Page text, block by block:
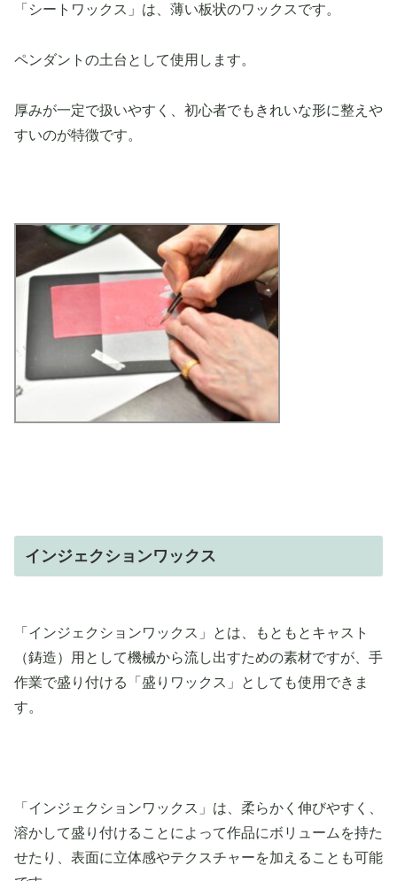
「シートワックス」は、薄い板状のワックスです。
ペンダントの土台として使用します。
厚みが一定で扱いやすく、初心者でもきれいな形に整えや
すいのが特徴です。
インジェクションワックス
「インジェクションワックス」とは、もともとキャスト
（鋳造）用として機械から流し出すための素材ですが、手
作業で盛り付ける「盛りワックス」としても使用できま
す。
「インジェクションワックス」は、柔らかく伸びやすく、
溶かして盛り付けることによって作品にボリュームを持た
せたり、表面に立体感やテクスチャーを加えることも可能